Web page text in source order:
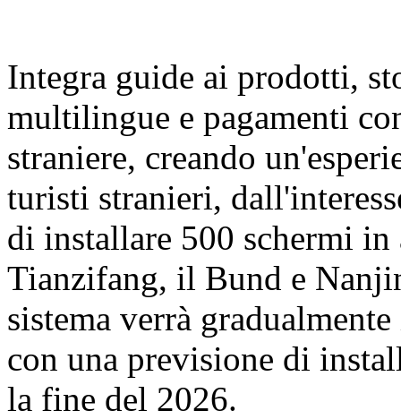
Integra guide ai prodotti,
multilingue e pagamenti
straniere, creando
turisti stranieri,
di installare 500 schermi
Tianzifang, il Bund e
sistema verrà
con una previsione di
la fine del 2026.